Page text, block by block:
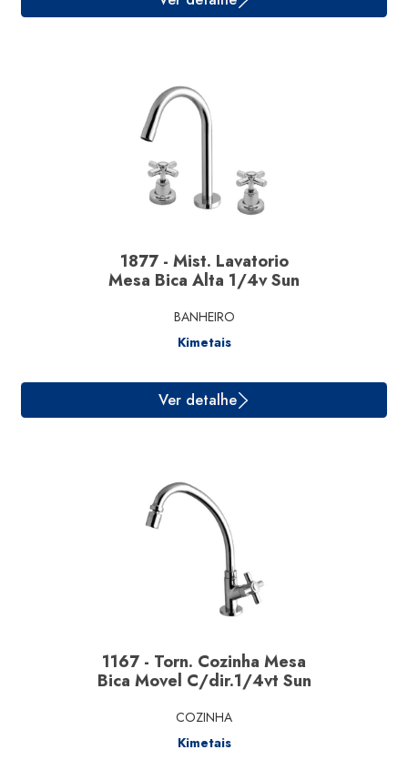
Ver detalhe
1877 - Mist. Lavatorio
Mesa Bica Alta 1/4v Sun
BANHEIRO
Kimetais
1167 - Torn. Cozinha Mesa
Bica Movel C/dir.1/4vt Sun
COZINHA
Kimetais